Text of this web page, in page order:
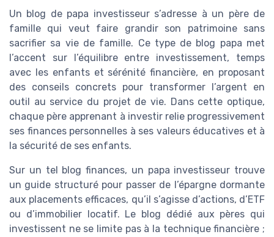
Un blog de papa investisseur s’adresse à un père de
famille qui veut faire grandir son patrimoine sans
sacrifier sa vie de famille. Ce type de blog papa met
l’accent sur l’équilibre entre investissement, temps
avec les enfants et sérénité financière, en proposant
des conseils concrets pour transformer l’argent en
outil au service du projet de vie. Dans cette optique,
chaque père apprenant à investir relie progressivement
ses finances personnelles à ses valeurs éducatives et à
la sécurité de ses enfants.
Sur un tel blog finances, un papa investisseur trouve
un guide structuré pour passer de l’épargne dormante
aux placements efficaces, qu’il s’agisse d’actions, d’ETF
ou d’immobilier locatif. Le blog dédié aux pères qui
investissent ne se limite pas à la technique financière ;